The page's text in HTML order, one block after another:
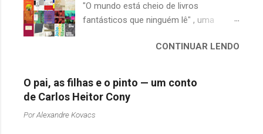
o
s
"O mundo está cheio de livros
fantásticos que ninguém lê" , uma
quando falamos de clássicos da
escritores brasileiros, somos forçados
a uma avaliação burocrática na escola e
acabamos adquirindo uma certa
antipatia a determinado livro ou autor
CONTINUAR LENDO
O pai, as filhas e o pinto — um conto
de Carlos Heitor Cony
PorAlexandre Kovacs